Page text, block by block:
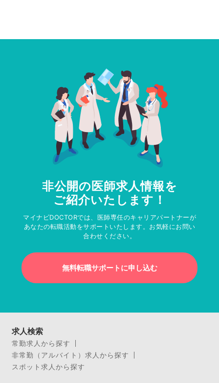
非公開の医師求人情報を
ご紹介いたします！
マイナビDOCTORでは、医師専任のキャリアパートナーが
あなたの転職活動をサポートいたします。お気軽にお問い
合わせください。
無料転職サポートに申し込む
求人検索
常勤求人から探す
非常勤（アルバイト）求人から探す
スポット求人から探す